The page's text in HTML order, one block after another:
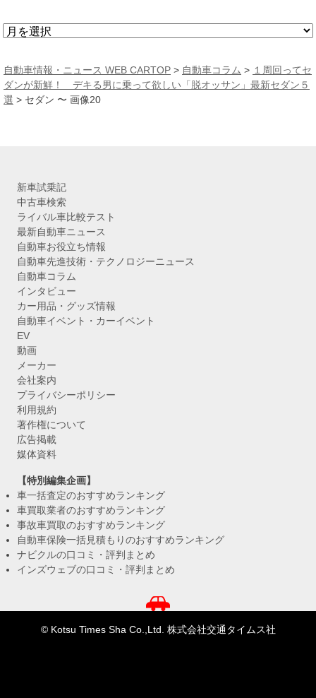
ア
カ
イ
ブ
自動車情報・ニュース WEB CARTOP > 自動車コラム > １周回ってセ
ダンが新鮮！ デキる男に乗って欲しい「脱オッサン」最新セダン５
選 > セダン 〜 画像20
新車試乗記
中古車検索
ライバル車比較テスト
最新自動車ニュース
自動車お役立ち情報
自動車先進技術・テクノロジーニュース
自動車コラム
インタビュー
カー用品・グッズ情報
自動車イベント・カーイベント
EV
動画
メーカー
会社案内
プライバシーポリシー
利用規約
著作権について
広告掲載
媒体資料
【特別編集企画】
車一括査定のおすすめランキング
車買取業者のおすすめランキング
事故車買取のおすすめランキング
自動車保険一括見積もりのおすすめランキング
ナビクルの口コミ・評判まとめ
インズウェブの口コミ・評判まとめ
© Kotsu Times Sha Co.,Ltd. 株式会社交通タイムス社